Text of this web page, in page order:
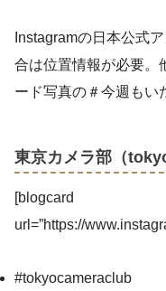
Instagramの日本公式
合は位置情報が必要
ード写真の＃今週も
東京カメラ部（
[blogcard
url=”https://
#tokyocameraclub